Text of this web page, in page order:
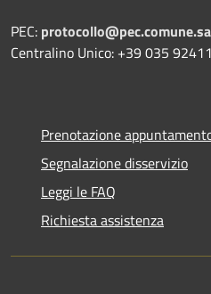
PEC:
Centralino Unico: +39 035
Prenotazione
Segnalazione disservizio
Leggi le FAQ
Richiesta assistenza